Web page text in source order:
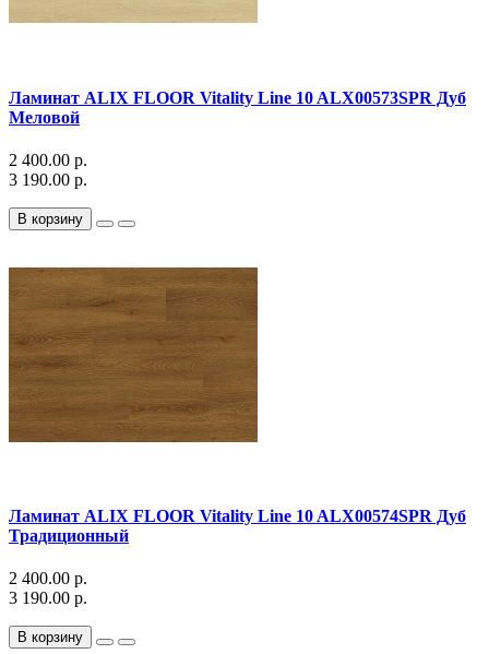
Ламинат ALIX FLOOR Vitality Line 10 ALX00573SPR Дуб
Меловой
2 400.00 р.
3 190.00 р.
В корзину
Ламинат ALIX FLOOR Vitality Line 10 ALX00574SPR Дуб
Традиционный
2 400.00 р.
3 190.00 р.
В корзину